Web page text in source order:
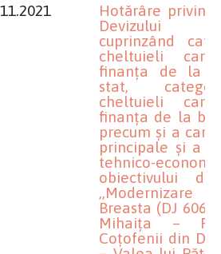
Hotărâre privind
Devizului
cuprinzând
cheltuieli
finanța de la
stat,
cheltuieli
finanța de la
precum și a
principale și a
tehnico-
obiectivului de
,,Modernizare
Breasta (DJ 606)
Mihaița –
Coțofenii din